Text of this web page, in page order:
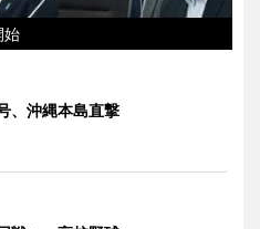
始
、沖縄本島直撃